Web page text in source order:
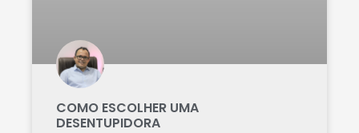
COMO ESCOLHER UMA
DESENTUPIDORA